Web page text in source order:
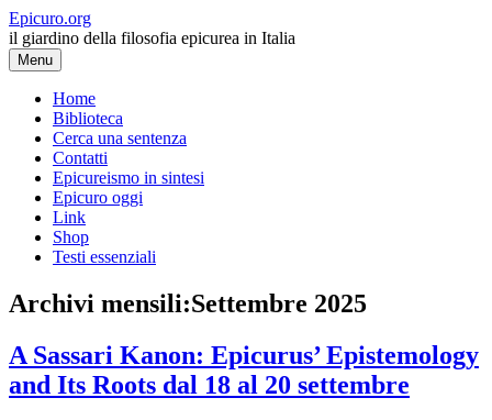
Vai
al
contenuto
Epicuro.org
il giardino della filosofia epicurea in Italia
Menu
Home
Biblioteca
Cerca una sentenza
Contatti
Epicureismo in sintesi
Epicuro oggi
Link
Shop
Testi essenziali
Archivi mensili:Settembre 2025
A Sassari Kanon: Epicurus’ Epistemology
and Its Roots dal 18 al 20 settembre